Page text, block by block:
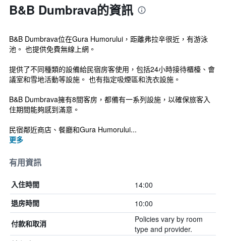
B&B Dumbrava的資訊
B&B Dumbrava位在Gura Humorului，距離弗拉辛很近，有游泳
池。 也提供免費無線上網。
提供了不同種類的設備給民宿房客使用，包括24小時接待櫃檯、會
議室和雪地活動等設施。 也有指定吸煙區和洗衣設施。
B&B Dumbrava擁有8間客房，都備有一系列設施，以確保旅客入
住期間能夠感到滿意。
民宿鄰近商店、餐廳和Gura Humorului...
更多
有用資訊
入住時間 14:00
退房時間 10:00
付款和取消
Policies vary by room
type and provider.